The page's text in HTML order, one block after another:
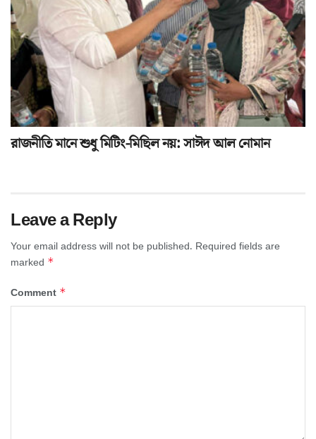
রাজনীতি মানে শুধু মিটিং-মিছিল নয়: সাঈদ আল নোমান
Leave a Reply
Your email address will not be published. Required fields are
marked *
Comment *